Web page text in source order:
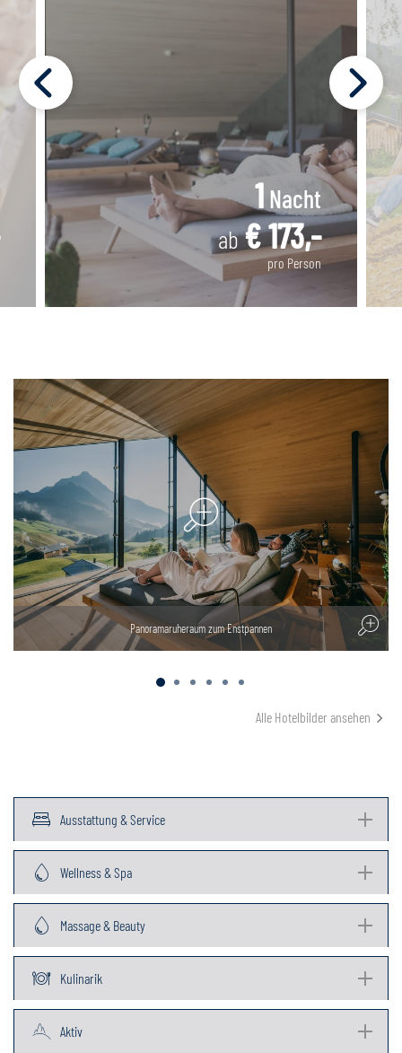
1 Nacht
ab€ 173,-
pro Person
Panoramaruheraum zum Enstpannen
Alle Hotelbilder ansehen
Ausstattung & Service
Wellness & Spa
Massage & Beauty
Kulinarik
Aktiv